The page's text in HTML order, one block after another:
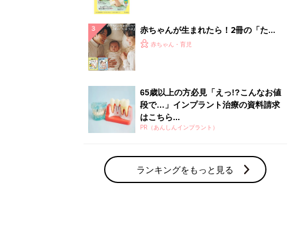
解決テク
赤ちゃんが生まれたら！2冊の「たま
ひよ」
赤ちゃん・育児
65歳以上の方必見「えっ!?こんなお値
段で…」インプラント治療の資料請求
はこちら...
PR（あんしんインプラント）
ランキングをもっと見る